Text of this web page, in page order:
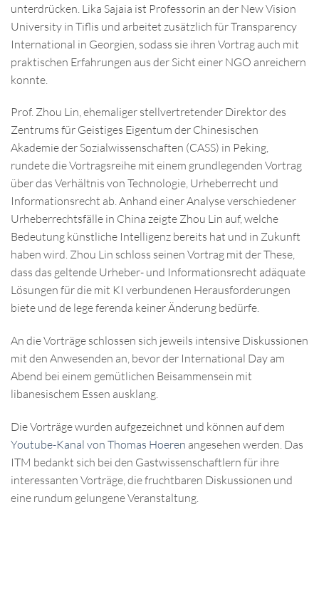
unterdrücken. Lika Sajaia ist Professorin an der New Vision
University in Tiflis und arbeitet zusätzlich für Transparency
International in Georgien, sodass sie ihren Vortrag auch mit
praktischen Erfahrungen aus der Sicht einer NGO anreichern
konnte.
Prof. Zhou Lin, ehemaliger stellvertretender Direktor des
Zentrums für Geistiges Eigentum der Chinesischen
Akademie der Sozialwissenschaften (CASS) in Peking,
rundete die Vortragsreihe mit einem grundlegenden Vortrag
über das Verhältnis von Technologie, Urheberrecht und
Informationsrecht ab. Anhand einer Analyse verschiedener
Urheberrechtsfälle in China zeigte Zhou Lin auf, welche
Bedeutung künstliche Intelligenz bereits hat und in Zukunft
haben wird. Zhou Lin schloss seinen Vortrag mit der These,
dass das geltende Urheber- und Informationsrecht adäquate
Lösungen für die mit KI verbundenen Herausforderungen
biete und de lege ferenda keiner Änderung bedürfe.
An die Vorträge schlossen sich jeweils intensive Diskussionen
mit den Anwesenden an, bevor der International Day am
Abend bei einem gemütlichen Beisammensein mit
libanesischem Essen ausklang.
Die Vorträge wurden aufgezeichnet und können auf dem
Youtube-Kanal von Thomas Hoeren angesehen werden. Das
ITM bedankt sich bei den Gastwissenschaftlern für ihre
interessanten Vorträge, die fruchtbaren Diskussionen und
eine rundum gelungene Veranstaltung.